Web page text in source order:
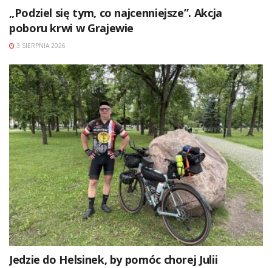
„Podziel się tym, co najcenniejsze”. Akcja
poboru krwi w Grajewie
3 SIERPNIA 2026
Jedzie do Helsinek, by pomóc chorej Julii